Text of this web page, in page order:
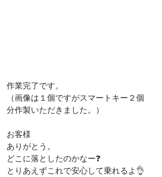
作業完了です。
（画像は１個ですがスマートキー２個
分作製いただきました。）
お客様
ありがとう。
どこに落としたのかなー❓
とりあえずこれで安心して乗れるよ👌